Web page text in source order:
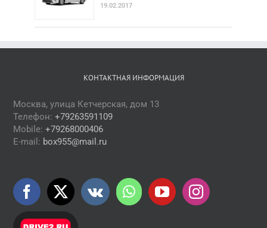
19.02.2017
КОНТАКТНАЯ ИНФОРМАЦИЯ
Москва, улица Кетчерская, дом 13
Телефон:+79263591109
Mobile:+79268000406
E-mail: box955@mail.ru